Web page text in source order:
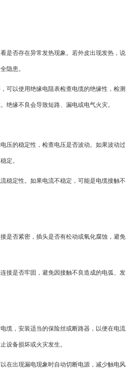
是否存在异常发热现象。若外皮出现发热，说
隐患。
可以使用绝缘电阻表检查电缆的绝缘性，检测
绝缘不良会导致短路、漏电或电气火灾。
压的稳定性，检查电压是否波动。如果波动过
定。
稳定性。如果电流不稳定，可能是电缆接触不
是否紧密，插头是否有松动或氧化腐蚀，避免
接是否牢固，避免因接触不良造成的电弧、发
缆，安装适当的保险丝或断路器，以便在电流
设备损坏或火灾发生。
在出现漏电现象时自动切断电源，减少触电风